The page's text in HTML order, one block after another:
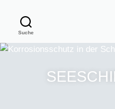
Suche